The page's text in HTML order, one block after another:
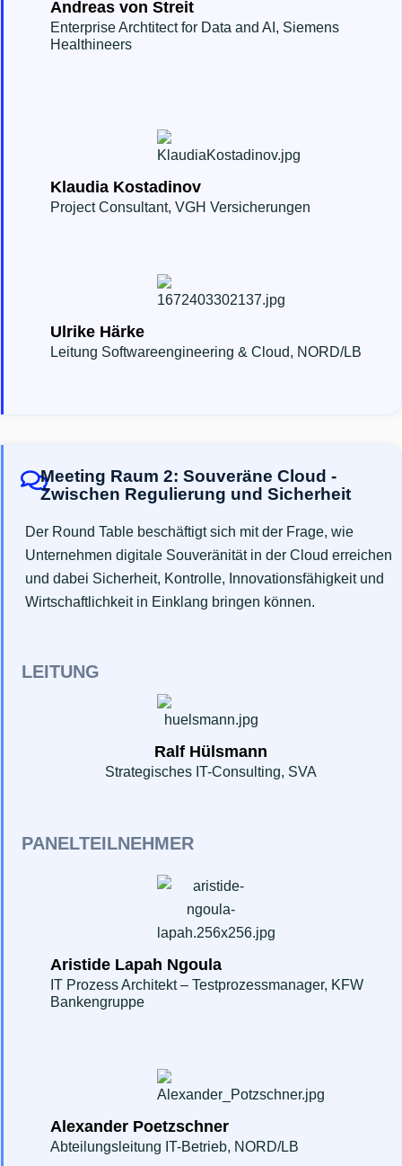
Andreas von Streit
Enterprise Archtitect for Data and AI, Siemens
Healthineers
Klaudia Kostadinov
Project Consultant, VGH Versicherungen
Ulrike Härke
Leitung Softwareengineering & Cloud, NORD/LB
Meeting Raum 2: Souveräne Cloud -
Zwischen Regulierung und Sicherheit
Der Round Table beschäftigt sich mit der Frage, wie
Unternehmen digitale Souveränität in der Cloud erreichen
und dabei Sicherheit, Kontrolle, Innovationsfähigkeit und
Wirtschaftlichkeit in Einklang bringen können.
LEITUNG
Ralf Hülsmann
Strategisches IT-Consulting, SVA
PANELTEILNEHMER
Aristide Lapah Ngoula
IT Prozess Architekt – Testprozessmanager, KFW
Bankengruppe
Alexander Poetzschner
Abteilungsleitung IT-Betrieb, NORD/LB